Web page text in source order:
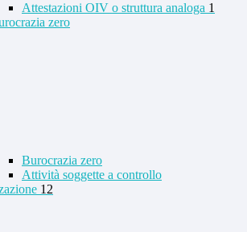
Attestazioni OIV o struttura analoga 1
zero
Burocrazia zero
Attività soggette a controllo
12